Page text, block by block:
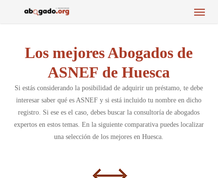
Menu
Los mejores Abogados de
ASNEF de Huesca
Si estás considerando la posibilidad de adquirir un préstamo, te debe
interesar saber qué es ASNEF y si está incluido tu nombre en dicho
registro. Si ese es el caso, debes buscar la consultoría de abogados
expertos en estos temas. En la siguiente comparativa puedes localizar
una selección de los mejores en Huesca.